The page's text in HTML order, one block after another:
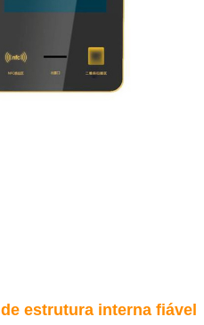
estrutura interna fiável